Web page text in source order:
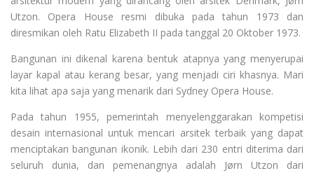
Utzon. Opera House resmi dibuka pada tahun 1973 dan
diresmikan oleh Ratu Elizabeth II pada tanggal 20 Oktober 1973.
Bangunan ini dikenal karena bentuk atapnya yang menyerupai
layar kapal atau kerang besar, yang menjadi ciri khasnya. Mari
kita lihat apa saja yang menarik dari Sydney Opera House.
Pada tahun 1955, pemerintah menyelenggarakan kompetisi
desain internasional untuk mencari arsitek terbaik yang dapat
menciptakan bangunan ikonik. Lebih dari 230 entri diterima dari
seluruh dunia, dan pemenangnya adalah Jørn Utzon dari